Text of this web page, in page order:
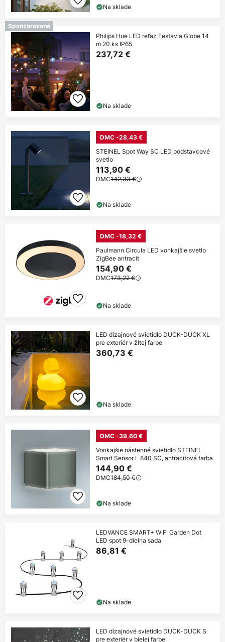
Na sklade
Sponzorované
Philips Hue LED reťaz Festavia Globe 14
m 20 ks IP65
237,72 €
Na sklade
DMC -28,43 €
STEINEL Spot Way SC LED podstavcové
svetlo
113,90 €
DMC142,33 €
Na sklade
DMC -18,32 €
Paulmann Circula LED vonkajšie svetlo
ZigBee antracit
154,90 €
DMC173,22 €
Na sklade
LED dizajnové svietidlo DUCK-DUCK XL
pre exteriér v žltej farbe
360,73 €
Na sklade
DMC -39,60 €
Vonkajšie nástenné svietidlo STEINEL
Smart Sensor L 840 SC, antracitová farba
144,90 €
DMC184,50 €
Na sklade
LEDVANCE SMART+ WiFi Garden Dot
LED spot 9-dielna sada
86,81 €
Na sklade
LED dizajnové svietidlo DUCK-DUCK S
pre exteriér v bielej farbe